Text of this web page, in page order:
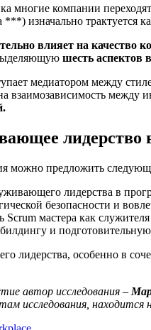
многие компании
изначально трактуется
влияет на качество
шесть аспектов
медиатором между
взаимозависимость
лидерство
можно предложить
лидерства в
безопасности и
Scrum мастера как
и
лидерства, особенно в
автор исследования –
исследования,